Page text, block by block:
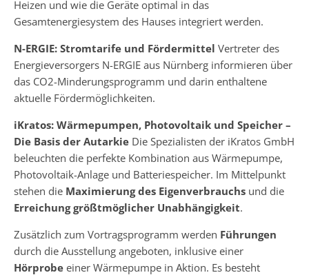
Heizen und wie die Geräte optimal in das
Gesamtenergiesystem des Hauses integriert werden.
N-ERGIE: Stromtarife und Fördermittel Vertreter des
Energieversorgers N-ERGIE aus Nürnberg informieren über
das CO2-Minderungsprogramm und darin enthaltene
aktuelle Fördermöglichkeiten.
iKratos: Wärmepumpen, Photovoltaik und Speicher –
Die Basis der Autarkie Die Spezialisten der iKratos GmbH
beleuchten die perfekte Kombination aus Wärmepumpe,
Photovoltaik-Anlage und Batteriespeicher. Im Mittelpunkt
stehen die Maximierung des Eigenverbrauchs und die
Erreichung größtmöglicher Unabhängigkeit.
Zusätzlich zum Vortragsprogramm werden Führungen
durch die Ausstellung angeboten, inklusive einer
Hörprobe einer Wärmepumpe in Aktion. Es besteht